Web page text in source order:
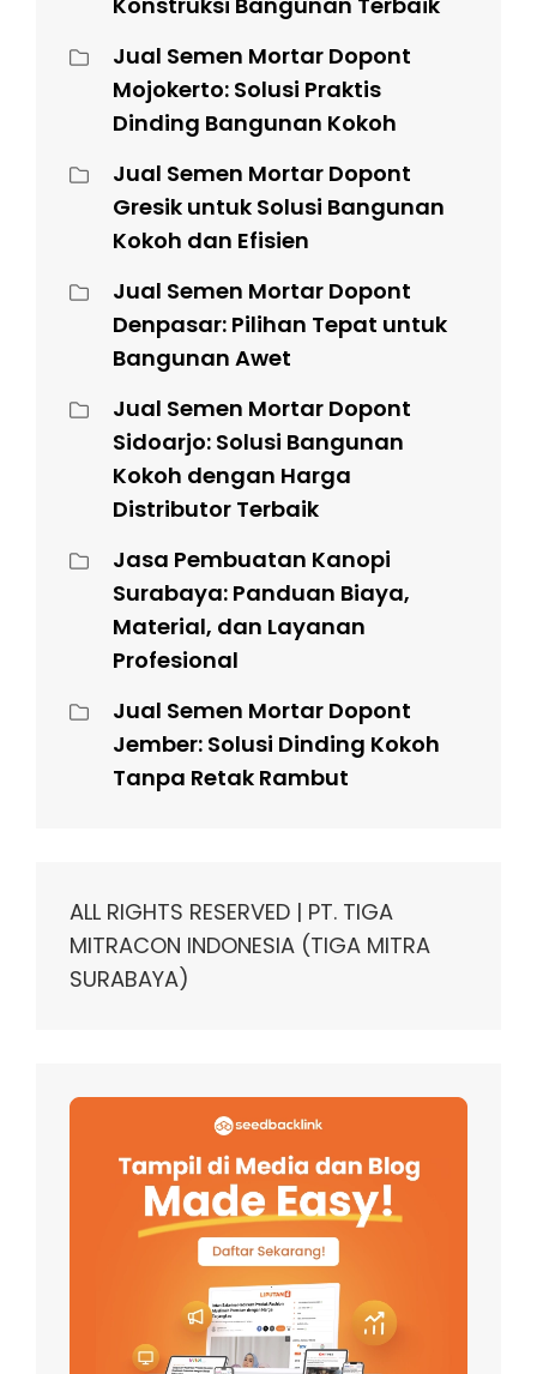
Jual Semen Mortar Dopont
Mojokerto: Solusi Praktis
Dinding Bangunan Kokoh
Jual Semen Mortar Dopont
Gresik untuk Solusi Bangunan
Kokoh dan Efisien
Jual Semen Mortar Dopont
Denpasar: Pilihan Tepat untuk
Bangunan Awet
Jual Semen Mortar Dopont
Sidoarjo: Solusi Bangunan
Kokoh dengan Harga
Distributor Terbaik
Jasa Pembuatan Kanopi
Surabaya: Panduan Biaya,
Material, dan Layanan
Profesional
Jual Semen Mortar Dopont
Jember: Solusi Dinding Kokoh
Tanpa Retak Rambut
ALL RIGHTS RESERVED | PT. TIGA
MITRACON INDONESIA (TIGA MITRA
SURABAYA)